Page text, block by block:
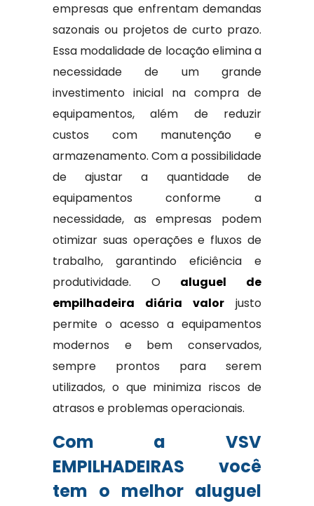
empresas que enfrentam demandas
sazonais ou projetos de curto prazo.
Essa modalidade de locação elimina a
necessidade de um grande
investimento inicial na compra de
equipamentos, além de reduzir
custos com manutenção e
armazenamento. Com a possibilidade
de ajustar a quantidade de
equipamentos conforme a
necessidade, as empresas podem
otimizar suas operações e fluxos de
trabalho, garantindo eficiência e
produtividade. O aluguel de
empilhadeira diária valor justo
permite o acesso a equipamentos
modernos e bem conservados,
sempre prontos para serem
utilizados, o que minimiza riscos de
atrasos e problemas operacionais.
Com a VSV
EMPILHADEIRAS você
tem o melhor aluguel